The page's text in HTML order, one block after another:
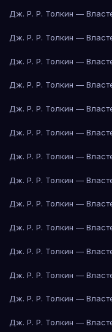
Дж. Р. Р. Толкин —
Дж. Р. Р. Толкин —
Дж. Р. Р. Толкин —
Дж. Р. Р. Толкин —
Дж. Р. Р. Толкин —
Дж. Р. Р. Толкин —
Дж. Р. Р. Толкин —
Дж. Р. Р. Толкин —
Дж. Р. Р. Толкин —
Дж. Р. Р. Толкин —
Дж. Р. Р. Толкин —
Дж. Р. Р. Толкин —
Дж. Р. Р. Толкин —
Дж. Р. Р. Толкин —